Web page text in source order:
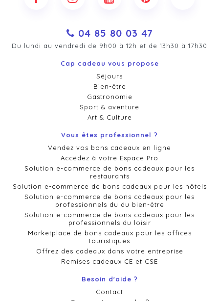
04 85 80 03 47
Du lundi au vendredi de 9h00 à 12h et de 13h30 à 17h30
Cap cadeau vous propose
Séjours
Bien-être
Gastronomie
Sport & aventure
Art & Culture
Vous êtes professionnel ?
Vendez vos bons cadeaux en ligne
Accédez à votre Espace Pro
Solution e-commerce de bons cadeaux pour les
restaurants
Solution e-commerce de bons cadeaux pour les hôtels
Solution e-commerce de bons cadeaux pour les
professionnels du du bien-être
Solution e-commerce de bons cadeaux pour les
professionnels du loisir
Marketplace de bons cadeaux pour les offices
touristiques
Offrez des cadeaux dans votre entreprise
Remises cadeaux CE et CSE
Besoin d'aide ?
Contact